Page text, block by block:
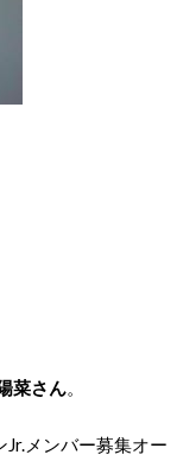
菜さん。
メンバー募集オー